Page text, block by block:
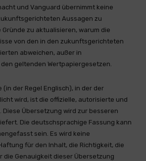
und Vanguard übernimmt keine
Aussagen zu
zu aktualisieren, warum die
von den in den zukunftsgerichteten
abweichen, außer in
geltenden Wertpapiergesetzen.
(in der Regel Englisch), in der der
wird, ist die offizielle, autorisierte und
Diese Übersetzung wird zur besseren
Die deutschsprachige Fassung kann
sein. Es wird keine
für den Inhalt, die Richtigkeit, die
die Genauigkeit dieser Übersetzung